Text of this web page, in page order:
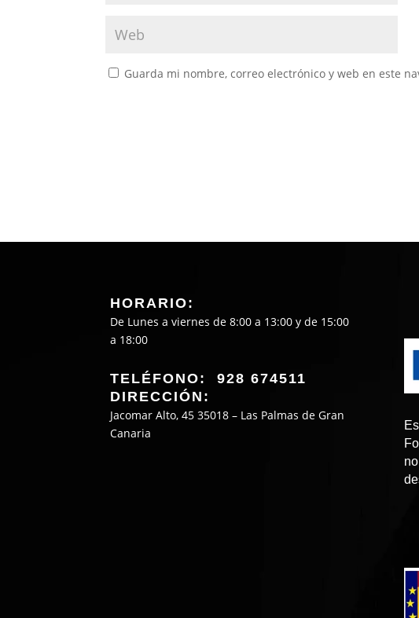
Guarda mi nombre, correo electrónico y web en este
HORARIO:
De Lunes a viernes de 8:00 a 13:00 y de 15:00
a 18:00
TELÉFONO: 928 674511
DIRECCIÓN:
Jacomar Alto, 45 35018 – Las Palmas de Gran
Canaria